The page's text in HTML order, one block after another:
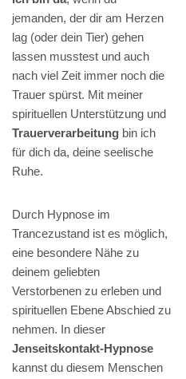
jemanden, der dir am Herzen
lag (oder dein Tier) gehen
lassen musstest und auch
nach viel Zeit immer noch die
Trauer spürst. Mit meiner
spirituellen Unterstützung und
Trauerverarbeitung bin ich
für dich da, deine seelische
Ruhe.
Durch Hypnose im
Trancezustand ist es möglich,
eine besondere Nähe zu
deinem geliebten
Verstorbenen zu erleben und
spirituellen Ebene Abschied zu
nehmen. In dieser
Jenseitskontakt-Hypnose
kannst du diesem Menschen